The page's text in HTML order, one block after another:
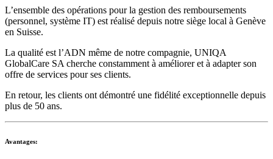
L’ensemble des opérations pour la gestion des remboursements
(personnel, système IT) est réalisé depuis notre siège local à Genève
en Suisse.
La qualité est l’ADN même de notre compagnie, UNIQA
GlobalCare SA cherche constamment à améliorer et à adapter son
offre de services pour ses clients.
En retour, les clients ont démontré une fidélité exceptionnelle depuis
plus de 50 ans.
Avantages: